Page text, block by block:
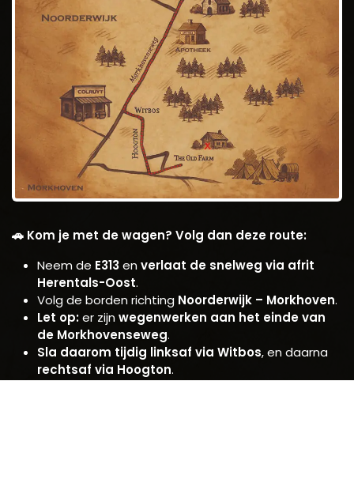
🚗 Kom je met de wagen? Volg dan deze route:
Neem de E313enverlaat de snelweg via afrit
Herentals-Oost.
Volg de borden richting Noorderwijk – Morkhoven.
Let op:er zijnwegenwerken aan het einde van
de Morkhovenseweg.
Sla daarom tijdig linksaf via Witbos, en daarna
rechtsaf via Hoogton.